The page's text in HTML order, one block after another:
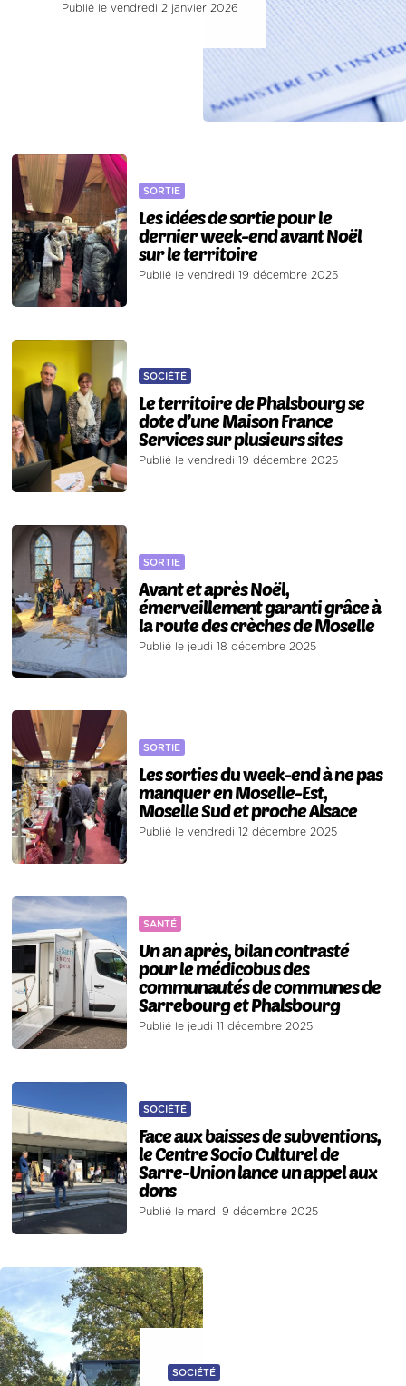
Publié le vendredi 2 janvier 2026
SORTIE
Les idées de sortie pour le
dernier week-end avant Noël
sur le territoire
Publié le vendredi 19 décembre 2025
SOCIÉTÉ
Le territoire de Phalsbourg se
dote d’une Maison France
Services sur plusieurs sites
Publié le vendredi 19 décembre 2025
SORTIE
Avant et après Noël,
émerveillement garanti grâce à
la route des crèches de Moselle
Publié le jeudi 18 décembre 2025
SORTIE
Les sorties du week-end à ne pas
manquer en Moselle-Est,
Moselle Sud et proche Alsace
Publié le vendredi 12 décembre 2025
SANTÉ
Un an après, bilan contrasté
pour le médicobus des
communautés de communes de
Sarrebourg et Phalsbourg
Publié le jeudi 11 décembre 2025
SOCIÉTÉ
Face aux baisses de subventions,
le Centre Socio Culturel de
Sarre-Union lance un appel aux
dons
Publié le mardi 9 décembre 2025
SOCIÉTÉ